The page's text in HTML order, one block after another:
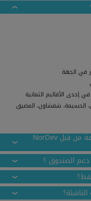
في الجهة
إحدى الأقاليم الثمانية
الحسيمة، شفشاون، المضيق
ما هو الحد الأقصى لمبلغ المنحة المقدمة من قبل NorDev
دعم الصندوق ؟